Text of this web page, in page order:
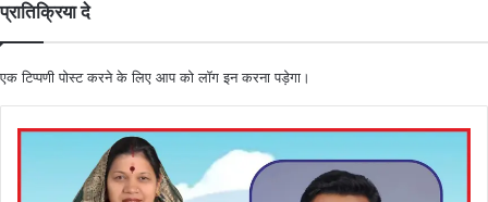
प्रातिक्रिया दे
एक टिप्पणी पोस्ट करने के लिए आप कोलॉग इनकरना पड़ेगा।